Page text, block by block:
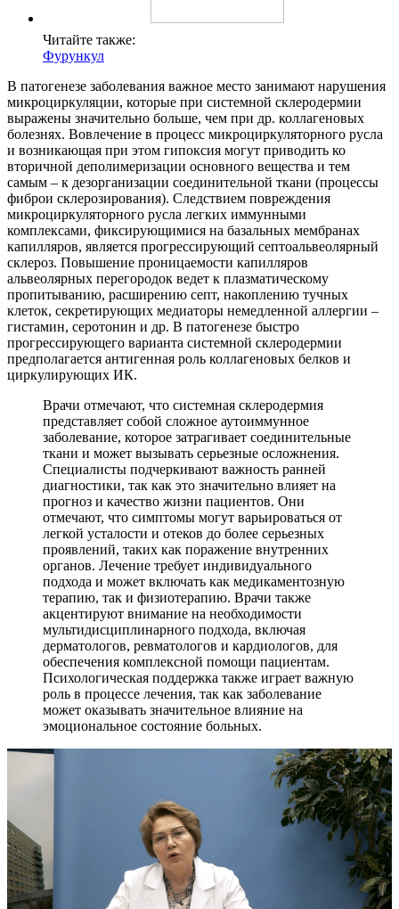
Читайте также:
Фурункул
В патогенезе заболевания важное место занимают нарушения
микроциркуляции, которые при системной склеродермии
выражены значительно больше, чем при др. коллагеновых
болезнях. Вовлечение в процесс микроциркуляторного русла
и возникающая при этом гипоксия могут приводить ко
вторичной деполимеризации основного вещества и тем
самым – к дезорганизации соединительной ткани (процессы
фиброи склерозирования). Следствием повреждения
микроциркуляторного русла легких иммунными
комплексами, фиксирующимися на базальных мембранах
капилляров, является прогрессирующий септоальвеолярный
склероз. Повышение проницаемости капилляров
альвеолярных перегородок ведет к плазматическому
пропитыванию, расширению септ, накоплению тучных
клеток, секретирующих медиаторы немедленной аллергии –
гистамин, серотонин и др. В патогенезе быстро
прогрессирующего варианта системной склеродермии
предполагается антигенная роль коллагеновых белков и
циркулирующих ИК.
Врачи отмечают, что системная склеродермия
представляет собой сложное аутоиммунное
заболевание, которое затрагивает соединительные
ткани и может вызывать серьезные осложнения.
Специалисты подчеркивают важность ранней
диагностики, так как это значительно влияет на
прогноз и качество жизни пациентов. Они
отмечают, что симптомы могут варьироваться от
легкой усталости и отеков до более серьезных
проявлений, таких как поражение внутренних
органов. Лечение требует индивидуального
подхода и может включать как медикаментозную
терапию, так и физиотерапию. Врачи также
акцентируют внимание на необходимости
мультидисциплинарного подхода, включая
дерматологов, ревматологов и кардиологов, для
обеспечения комплексной помощи пациентам.
Психологическая поддержка также играет важную
роль в процессе лечения, так как заболевание
может оказывать значительное влияние на
эмоциональное состояние больных.